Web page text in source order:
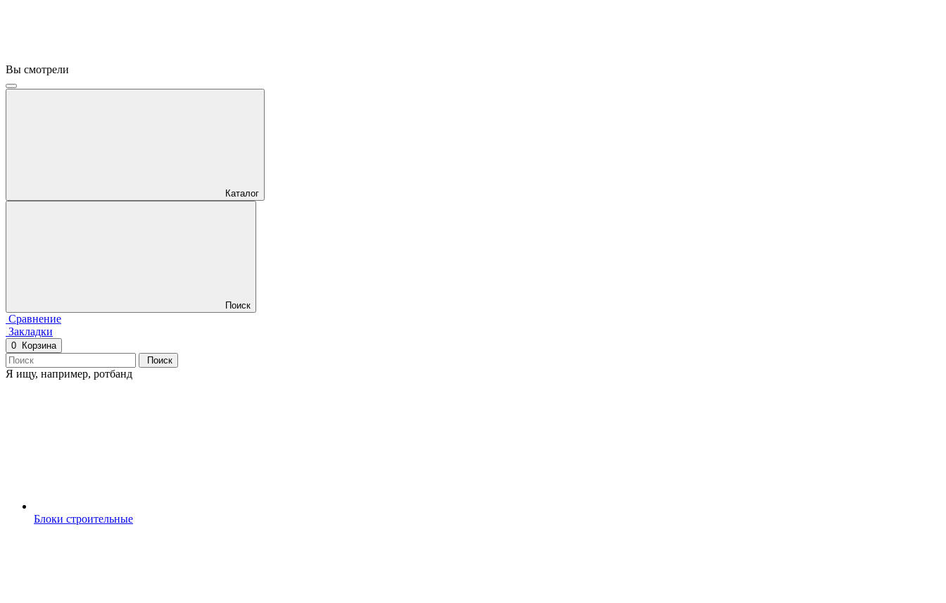
Вы смотрели
Каталог
Поиск
Сравнение
Закладки
0
Корзина
Поиск
Я ищу, например, ротбанд
Блоки строительные